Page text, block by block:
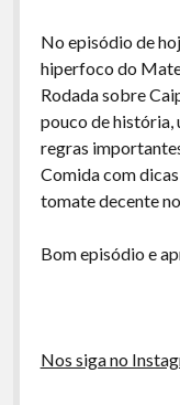
A Ripa É a Lei
Especiais
Preliminares
No episódio de
hiperfoco do
Rodada sobre
pouco de história,
regras
Comida com
tomate decente
Bom episódio e
Nos siga no